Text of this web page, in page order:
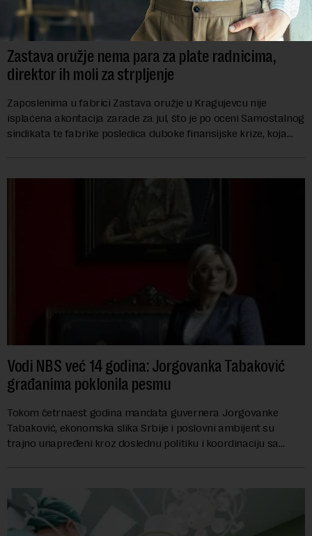
Zastava oružje nema para za plate radnicima,
direktor ih moli za strpljenje
Zaposlenima u fabrici Zastava oružje u Kragujevcu nije
isplaćena akontacija zarade za jul, što je po oceni Samostalnog
sindikata te fabrike posledica duboke finansijske krize, koja
Vodi NBS već 14 godina: Jorgovanka Tabaković
građanima poklonila pesmu
Tokom četrnaest godina mandata guvernera Jorgovanke
Tabaković, ekonomska slika Srbije i poslovni ambijent su
trajno unapređeni kroz doslednu politiku i koordinaciju sa